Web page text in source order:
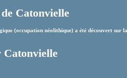
Catonvielle
(occupation néolithique) a été découvert sur
Catonvielle